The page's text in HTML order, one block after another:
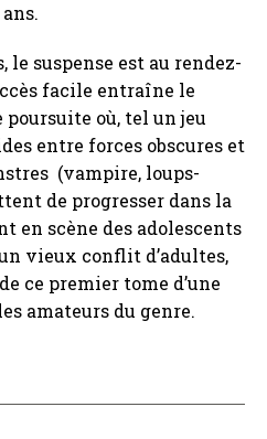
le suspense est au rendez-
facile entraîne le
poursuite où, tel un jeu
entre forces obscures et
(vampire, loups-
de progresser dans la
en scène des adolescents
vieux conflit d’adultes,
ce premier tome d’une
amateurs du genre.